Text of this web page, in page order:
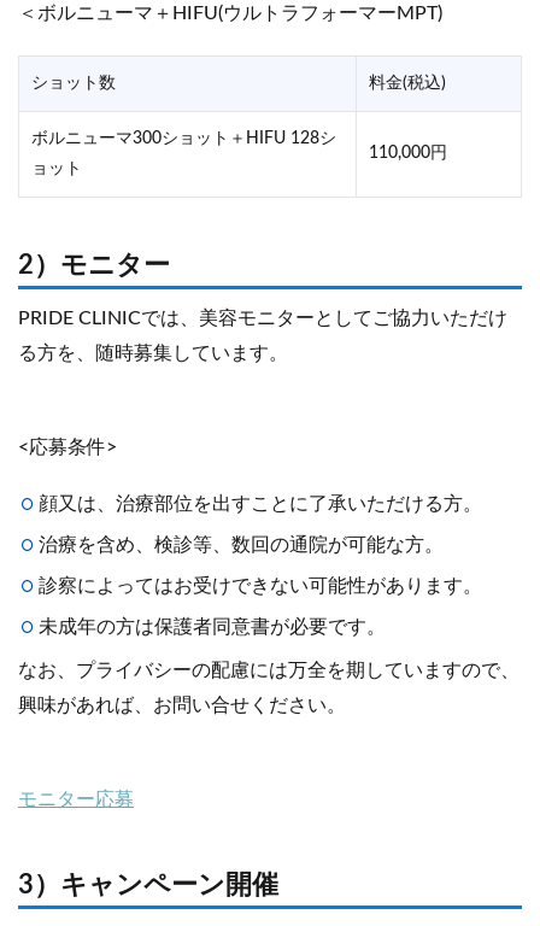
＜ボルニューマ＋HIFU(ウルトラフォーマーMPT)
ショット数 料金(税込)
ボルニューマ300ショット＋HIFU 128シ
ョット
110,000円
2）モニター
PRIDE CLINICでは、美容モニターとしてご協力いただけ
る方を、随時募集しています。
<応募条件>
顔又は、治療部位を出すことに了承いただける方。
治療を含め、検診等、数回の通院が可能な方。
診察によってはお受けできない可能性があります。
未成年の方は保護者同意書が必要です。
なお、プライバシーの配慮には万全を期していますので、
興味があれば、お問い合せください。
モニター応募
3）キャンペーン開催